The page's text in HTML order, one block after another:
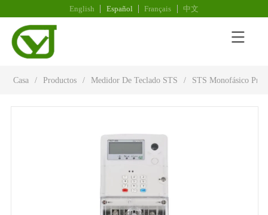
English Español Français 中文
Casa / Productos / Medidor De Teclado STS / STS Monofásico